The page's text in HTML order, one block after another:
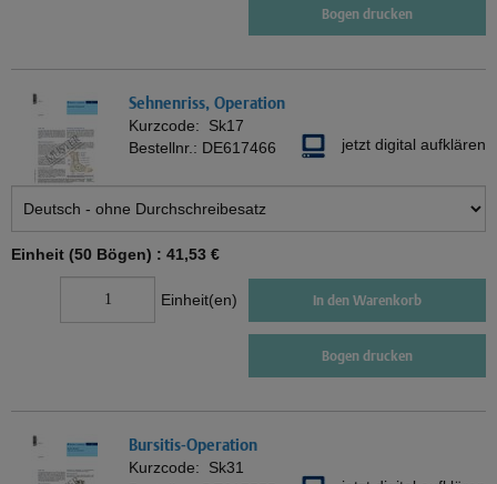
Bogen drucken
Sehnenriss, Operation
Kurzcode: Sk17
Bestellnr.: DE617466 jetzt digital aufklären
Einheit (50 Bögen) : 41,53 €
Einheit(en) In den Warenkorb
Bogen drucken
Bursitis-Operation
Kurzcode: Sk31